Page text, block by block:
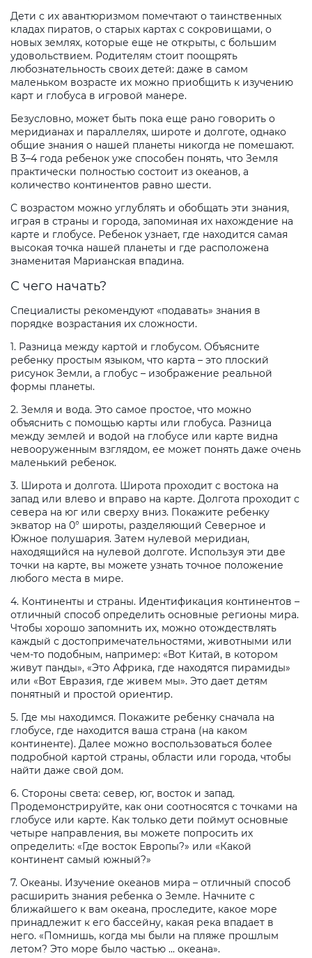
Дети с их авантюризмом помечтают о таинственных
кладах пиратов, о старых картах с сокровищами, о
новых землях, которые еще не открыты, с большим
удовольствием. Родителям стоит поощрять
любознательность своих детей: даже в самом
маленьком возрасте их можно приобщить к изучению
карт и глобуса в игровой манере.
Безусловно, может быть пока еще рано говорить о
меридианах и параллелях, широте и долготе, однако
общие знания о нашей планеты никогда не помешают.
В 3–4 года ребенок уже способен понять, что Земля
практически полностью состоит из океанов, а
количество континентов равно шести.
С возрастом можно углублять и обобщать эти знания,
играя в страны и города, запоминая их нахождение на
карте и глобусе. Ребенок узнает, где находится самая
высокая точка нашей планеты и где расположена
знаменитая Марианская впадина.
С чего начать?
Специалисты рекомендуют «подавать» знания в
порядке возрастания их сложности.
1. Разница между картой и глобусом. Объясните
ребенку простым языком, что карта – это плоский
рисунок Земли, а глобус – изображение реальной
формы планеты.
2. Земля и вода. Это самое простое, что можно
объяснить с помощью карты или глобуса. Разница
между землей и водой на глобусе или карте видна
невооруженным взглядом, ее может понять даже очень
маленький ребенок.
3. Широта и долгота. Широта проходит с востока на
запад или влево и вправо на карте. Долгота проходит с
севера на юг или сверху вниз. Покажите ребенку
экватор на 0° широты, разделяющий Северное и
Южное полушария. Затем нулевой меридиан,
находящийся на нулевой долготе. Используя эти две
точки на карте, вы можете узнать точное положение
любого места в мире.
4. Континенты и страны. Идентификация континентов –
отличный способ определить основные регионы мира.
Чтобы хорошо запомнить их, можно отождествлять
каждый с достопримечательностями, животными или
чем-то подобным, например: «Вот Китай, в котором
живут панды», «Это Африка, где находятся пирамиды»
или «Вот Евразия, где живем мы». Это дает детям
понятный и простой ориентир.
5. Где мы находимся. Покажите ребенку сначала на
глобусе, где находится ваша страна (на каком
континенте). Далее можно воспользоваться более
подробной картой страны, области или города, чтобы
найти даже свой дом.
6. Стороны света: север, юг, восток и запад.
Продемонстрируйте, как они соотносятся с точками на
глобусе или карте. Как только дети поймут основные
четыре направления, вы можете попросить их
определить: «Где восток Европы?» или «Какой
континент самый южный?»
7. Океаны. Изучение океанов мира – отличный способ
расширить знания ребенка о Земле. Начните с
ближайшего к вам океана, проследите, какое море
принадлежит к его бассейну, какая река впадает в
него. «Помнишь, когда мы были на пляже прошлым
летом? Это море было частью ... океана».